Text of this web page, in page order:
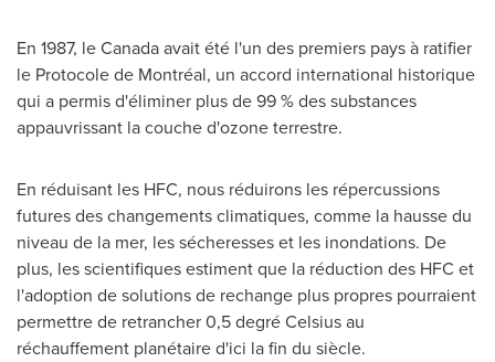
En 1987, le Canada avait été l'un des premiers pays à ratifier
le Protocole de Montréal, un accord international historique
qui a permis d'éliminer plus de 99 % des substances
appauvrissant la couche d'ozone terrestre.
En réduisant les HFC, nous réduirons les répercussions
futures des changements climatiques, comme la hausse du
niveau de la mer, les sécheresses et les inondations. De
plus, les scientifiques estiment que la réduction des HFC et
l'adoption de solutions de rechange plus propres pourraient
permettre de retrancher 0,5 degré Celsius au
réchauffement planétaire d'ici la fin du siècle.